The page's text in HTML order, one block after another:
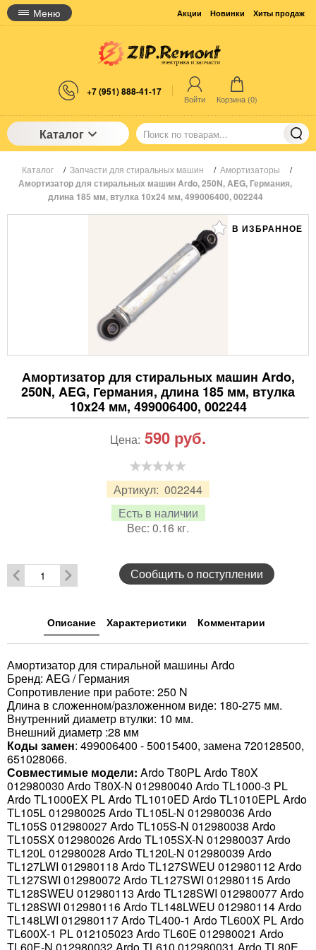
Меню Акции Новинки Хиты продаж
+7 (951) 888-41-17
Войти Корзина (0)
Каталог
Каталог / Запчасти для стиральных машин / Амортизаторы /
Амортизатор для стиральных машин Ardo, 250N, AEG, Германия,
длина 185 мм, втулка 10x24 мм, 499006400, 002244
В ИЗБРАННОЕ
Амортизатор для стиральных машин Ardo,
250N, AEG, Германия, длина 185 мм, втулка
10x24 мм, 499006400, 002244
Артикул: 002244
Есть в наличии
Вес: 0.16 кг.
Цена: 590 руб.
Сообщить о поступлении
Описание Характеристики Комментарии
Амортизатор для стиральной машины Ardo
Бренд: AEG / Германия
Сопротивление при работе: 250 N
Длина в сложенном/разложенном виде: 180-275 мм.
Внутренний диаметр втулки: 10 мм.
Внешний диаметр :28 мм
Коды замен: 499006400 - 50015400, замена 720128500,
651028066.
Совместимые модели: Ardo T80PL Ardo T80X
012980030 Ardo T80X-N 012980040 Ardo TL1000-3 PL
Ardo TL1000EX PL Ardo TL1010ED Ardo TL1010EPL Ardo
TL105L 012980025 Ardo TL105L-N 012980036 Ardo
TL105S 012980027 Ardo TL105S-N 012980038 Ardo
TL105SX 012980026 Ardo TL105SX-N 012980037 Ardo
TL120L 012980028 Ardo TL120L-N 012980039 Ardo
TL127LWI 012980118 Ardo TL127SWEU 012980112 Ardo
TL127SWI 012980072 Ardo TL127SWI 012980115 Ardo
TL128SWEU 012980113 Ardo TL128SWI 012980077 Ardo
TL128SWI 012980116 Ardo TL148LWEU 012980114 Ardo
TL148LWI 012980117 Ardo TL400-1 Ardo TL600X PL Ardo
TL600X-1 PL 012105023 Ardo TL60E 012980021 Ardo